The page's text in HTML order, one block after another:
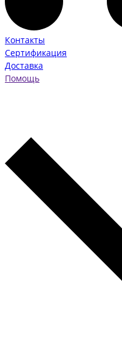
Контакты
Сертификация
Доставка
Помощь